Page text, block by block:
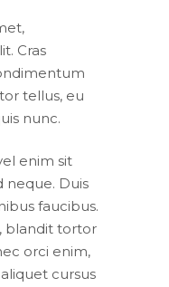
Cras
tellus, eu
nunc.
enim sit
neque. Duis
faucibus.
blandit tortor
orci enim,
cursus